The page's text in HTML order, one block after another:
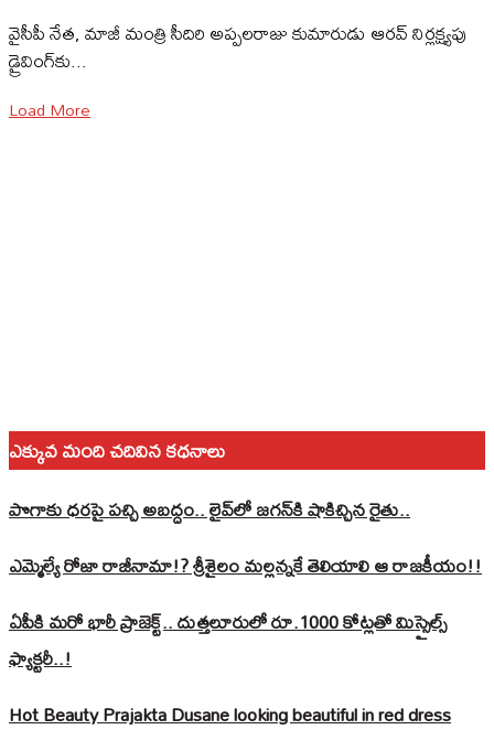
వైసీపీ నేత, మాజీ మంత్రి సీదిరి అప్పలరాజు కుమారుడు ఆరవ్ నిర్లక్ష్యపు
డ్రైవింగ్‌కు...
Load More
ఎక్కువ మంది చదివిన కధనాలు
పొగాకు ధరపై పచ్చి అబద్దం.. లైవ్‌లో జగన్‌కి షాకిచ్చిన రైతు..
ఎమ్మెల్యే రోజా రాజీనామా!? శ్రీశైలం మల్లన్నకే తెలియాలి ఆ రాజకీయం!!
ఏపీకి మరో భారీ ప్రాజెక్ట్.. దుత్తలూరులో రూ.1000 కోట్లతో మిస్సైల్స్
ఫ్యాక్టరీ..!
Hot Beauty Prajakta Dusane looking beautiful in red dress